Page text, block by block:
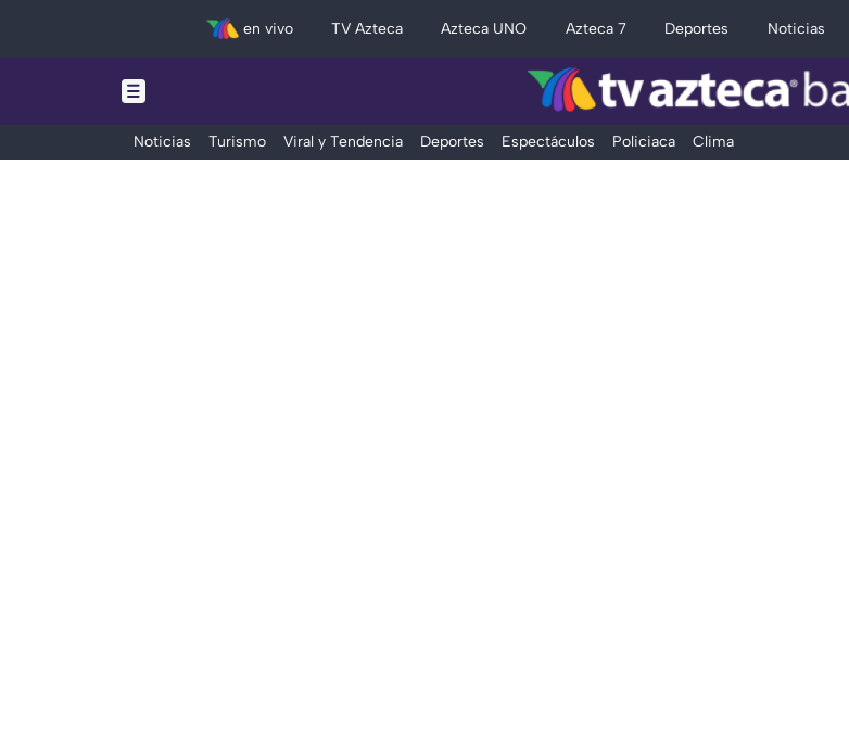
en vivo TV Azteca Azteca UNO Azteca 7 Deportes Noticias
Noticias Turismo Viral y Tendencia Deportes Espectáculos Policiaca Clima